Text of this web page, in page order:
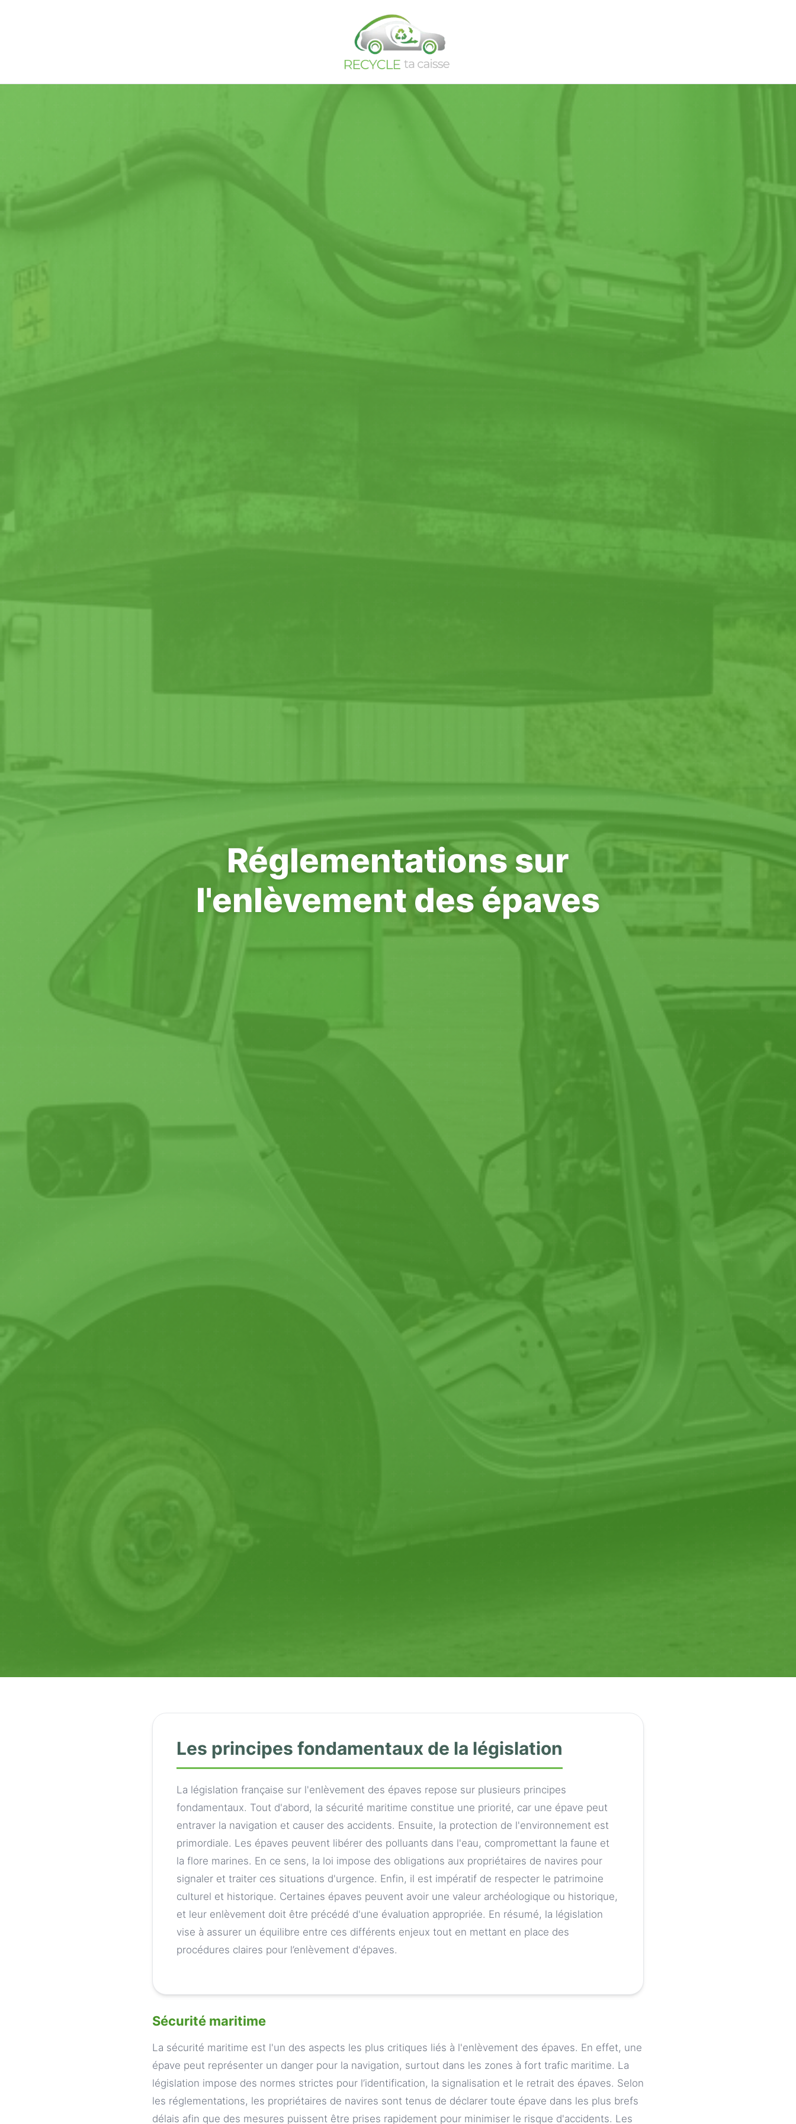
Réglementations sur
l'enlèvement des épaves
Les principes fondamentaux de la législation
La législation française sur l'enlèvement des épaves repose sur plusieurs principes
fondamentaux. Tout d'abord, la sécurité maritime constitue une priorité, car une épave peut
entraver la navigation et causer des accidents. Ensuite, la protection de l'environnement est
primordiale. Les épaves peuvent libérer des polluants dans l'eau, compromettant la faune et
la flore marines. En ce sens, la loi impose des obligations aux propriétaires de navires pour
signaler et traiter ces situations d'urgence. Enfin, il est impératif de respecter le patrimoine
culturel et historique. Certaines épaves peuvent avoir une valeur archéologique ou historique,
et leur enlèvement doit être précédé d'une évaluation appropriée. En résumé, la législation
vise à assurer un équilibre entre ces différents enjeux tout en mettant en place des
procédures claires pour l’enlèvement d'épaves.
Sécurité maritime
La sécurité maritime est l'un des aspects les plus critiques liés à l'enlèvement des épaves. En effet, une
épave peut représenter un danger pour la navigation, surtout dans les zones à fort trafic maritime. La
législation impose des normes strictes pour l’identification, la signalisation et le retrait des épaves. Selon
les réglementations, les propriétaires de navires sont tenus de déclarer toute épave dans les plus brefs
délais afin que des mesures puissent être prises rapidement pour minimiser le risque d'accidents. Les